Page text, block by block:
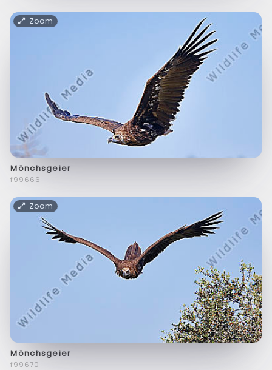
Zoom
Mönchsgeier
f99666
Zoom
Mönchsgeier
f99670